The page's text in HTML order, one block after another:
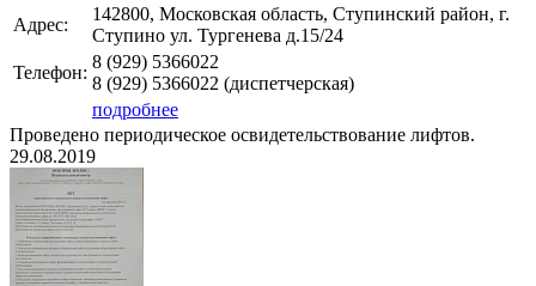
Адрес:
142800, Московская область, Ступинский район, г.
Ступино ул. Тургенева д.15/24
Телефон:
8 (929) 5366022
8 (929) 5366022 (диспетчерская)
подробнее
Проведено периодическое освидетельствование лифтов.
29.08.2019